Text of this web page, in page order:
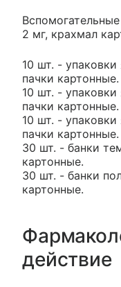
2 мг, крахмал
10 шт. -
пачки картонные.
10 шт. -
пачки картонные.
10 шт. -
пачки картонные.
30 шт. - банки
картонные.
30 шт. - банки
картонные.
действие